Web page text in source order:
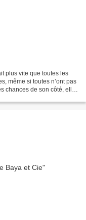
plus vite que toutes les
même si toutes n’ont pas
chances de son côté, elle